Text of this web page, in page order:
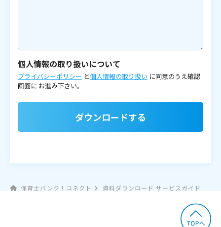
個人情報の取り扱いについて
プライバシーポリシー と個人情報の取り扱い に同意のうえ確認
画面に お進み下さい。
ダウンロードする
保育士バンク！コネクト 資料ダウンロード サービスガイド